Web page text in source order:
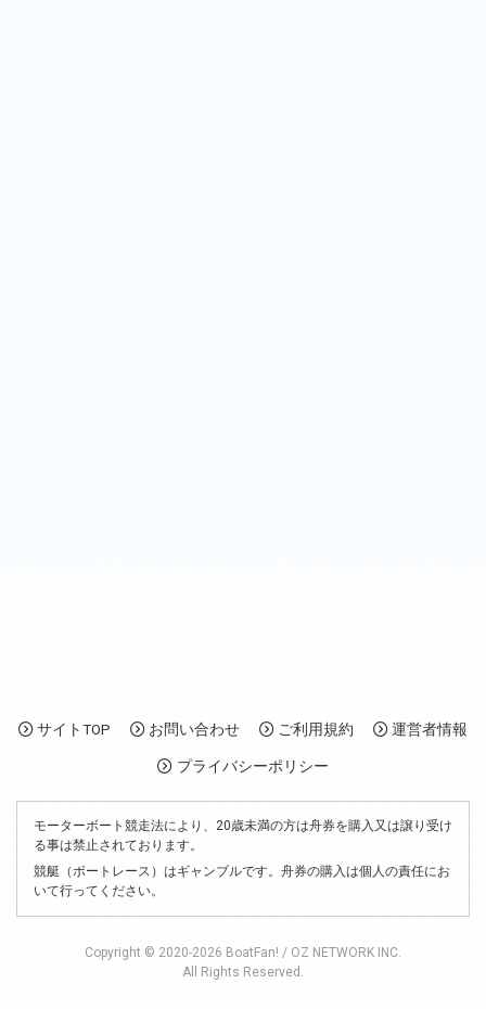
サイトTOP お問い合わせ ご利用規約 運営者情報
プライバシーポリシー
モーターボート競走法により、20歳未満の方は舟券を購入又は譲り受け
る事は禁止されております。
競艇（ボートレース）はギャンブルです。舟券の購入は個人の責任にお
いて行ってください。
Copyright © 2020-2026 BoatFan! / OZ NETWORK INC.
All Rights Reserved.